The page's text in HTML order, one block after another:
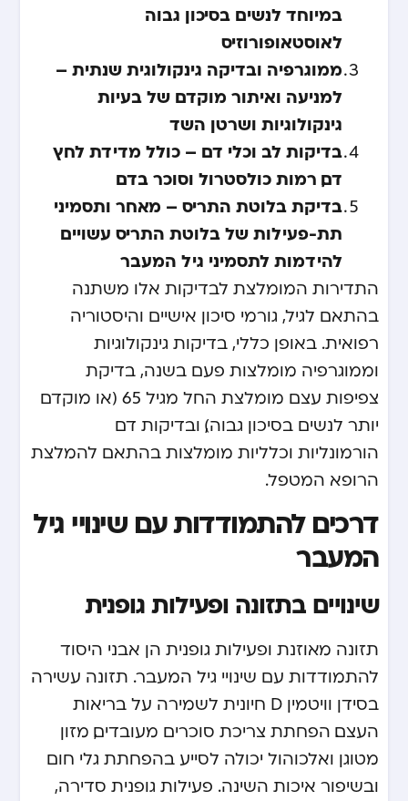
במיוחד לנשים בסיכון גבוה
לאוסטאופורוזיס
ממוגרפיה ובדיקה גינקולוגית שנתית –
למניעה ואיתור מוקדם של בעיות
גינקולוגיות ושרטן השד
בדיקות לב וכלי דם – כולל מדידת לחץ
דם, רמות כולסטרול וסוכר בדם
בדיקת בלוטת התריס – מאחר ותסמיני
תת-פעילות של בלוטת התריס עשויים
להידמות לתסמיני גיל המעבר
התדירות המומלצת לבדיקות אלו משתנה
בהתאם לגיל, גורמי סיכון אישיים והיסטוריה
רפואית. באופן כללי, בדיקות גינקולוגיות
וממוגרפיה מומלצות פעם בשנה, בדיקת
צפיפות עצם מומלצת החל מגיל 65 (או מוקדם
יותר לנשים בסיכון גבוה), ובדיקות דם
הורמונליות וכלליות מומלצות בהתאם להמלצת
הרופא המטפל.
דרכים להתמודדות עם שינויי גיל
המעבר
שינויים בתזונה ופעילות גופנית
תזונה מאוזנת ופעילות גופנית הן אבני היסוד
להתמודדות עם שינויי גיל המעבר. תזונה עשירה
בסידן וויטמין D חיונית לשמירה על בריאות
העצם. הפחתת צריכת סוכרים מעובדים, מזון
מטוגן ואלכוהול יכולה לסייע בהפחתת גלי חום
ובשיפור איכות השינה. פעילות גופנית סדירה,